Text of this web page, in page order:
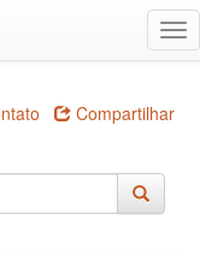
Compartilhar